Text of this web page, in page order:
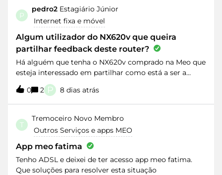
por falta de disponibilização de um novo PDO.
Segundo a informação que me foi transmitida, o PDO
existente foi dimensionado para as habitações
inicialmente previstas e, devido à construção de novas
habitações na zona, já não existe capacidade para
efetuar novas ligações sem, eventualmente,
comprometer o serviço de outros clientes. Por esse
motivo, será necessária a instalação de um novo PDO.
(mas os vizinhos tem meo fibra … mas a explicação
consigo entender visto viver numa zona rural) O
ninguém conseguir dar qualquer previsão ou
informação concreta.Já contactei o 16200 inúmeras
vezes. A resposta é sempre a mesma: "ligue amanhã".
Nunca conseguem indicar o estado do processo nem
quando ficará r
P
pedro2 Estagiário Júnior
Internet fixa e móvel
Algum utilizador do NX620v que queira
partilhar feedback deste router?
Há alguém que tenha o NX620v comprado na Meo que
esteja interessado em partilhar como está a ser a
experiência? Por exemplo, têm alguma limitação de
configuração, por exemplo? Têm acesso a firmwares
actualizados?
0 2 P 8 dias atrás
T
Tremoceiro Novo Membro
Outros Serviços e apps MEO
App meo fatima
Tenho ADSL e deixei de ter acesso app meo fatima.
Que soluções para resolver esta situação